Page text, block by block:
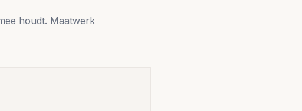
houdt. Maatwerk